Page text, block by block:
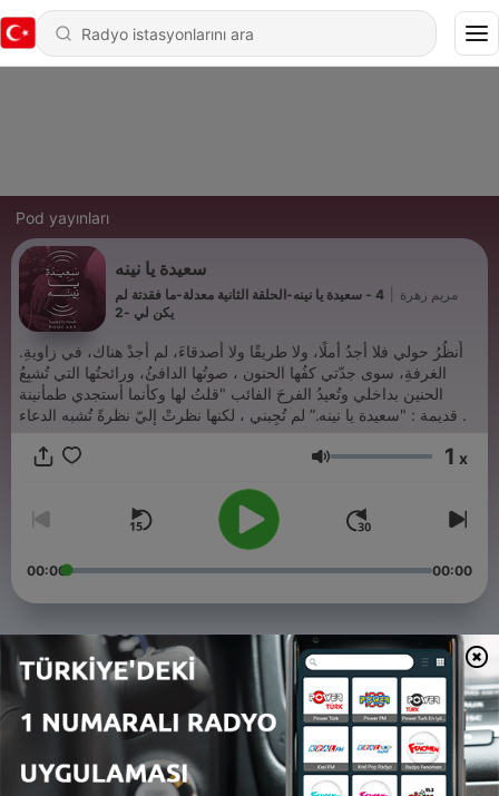
Pod yayınları
سعيدة يا نينه
مريم زهرة
4 - سعيدة يا نينه-الحلقة الثانية معدلة-ما فقدتة لم
يكن لي -2
.أَنظُرُ حولي فلا أجدُ أملًا، ولا طريقًا ولا أصدقاءَ، لم أجدْ هناك، في زاويةِ
الغرفةِ، سوى جدّتي كفُها الحنون ، صوتُها الدافئُ، ورائحتُها التي تُشبِعُ
الحنين بداخلي وتُعيدُ الفرحَ الفائب "قلتُ لها وكأنما أستجدي طمأنينة
قديمة : "سعيدة يا نينه.” لم تُجِبني ، لكنها نظرتْ إليّ نظرةً تُشبه الدعاء .
Ses 1 x
00:00 00:00
Bölümler
4 سعيدة يا نينه-الحلقة الثانية معدلة-ما فقدتة لم يكن لي -2
23 Eyl 2025
3 - سعيدة يا نينه-الحلقة الثانية-ما فقدته لم يكن لي-2